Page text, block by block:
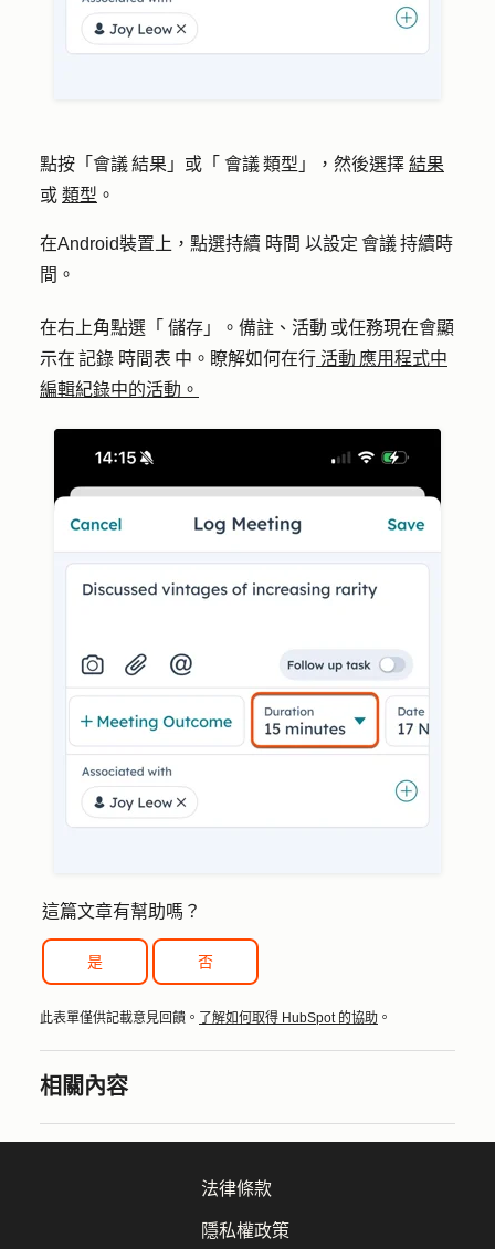
點按「會議 結果」或「 會議 類型」，然後選擇 結果
或 類型 。
在Android裝置上，點選持續 時間 以設定 會議 持續時
間。
在右上角點選「 儲存」。備註、活動 或任務現在會顯
示在 記錄 時間表 中。瞭解如何在行 活動 應用程式中
編輯紀錄中的活動。
這篇文章有幫助嗎？
是 否
此表單僅供記載意見回饋。 了解如何取得 HubSpot 的協助 。
相關內容
法律條款
隱私權政策